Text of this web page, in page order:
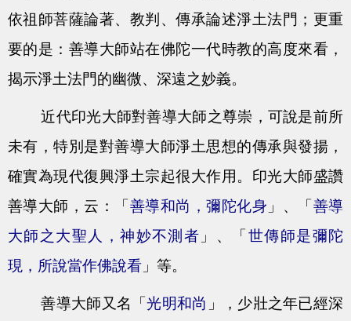
依祖師菩薩論著、教判、傳承論述淨土法門；更重
要的是：善導大師站在佛陀一代時教的高度來看，
揭示淨土法門的幽微、深遠之妙義。
近代印光大師對善導大師之尊崇，可說是前所
未有，特別是對善導大師淨土思想的傳承與發揚，
確實為現代復興淨土宗起很大作用。印光大師盛讚
善導大師，云：「 善導和尚，彌陀化身 」、「 善導
大師之大聖人，神妙不測者 」、「 世傳師是彌陀
現，所說當作佛說看 」等。
善導大師又名「光明和尚 」，少壯之年已經深